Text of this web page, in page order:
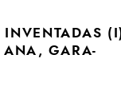
INVENTADAS
ANA, GARA-